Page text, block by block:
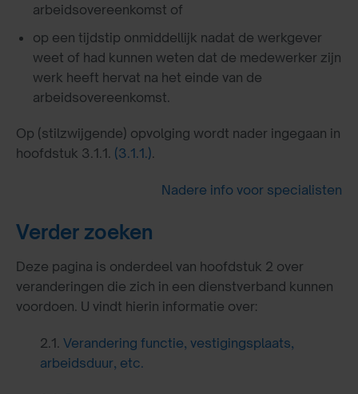
arbeidsovereenkomst of
op een tijdstip onmiddellijk nadat de werkgever
weet of had kunnen weten dat de medewerker zijn
werk heeft hervat na het einde van de
arbeidsovereenkomst.
Op (stilzwijgende) opvolging wordt nader ingegaan in
hoofdstuk 3.1.1. (3.1.1.).
Nadere info voor specialisten
Verder zoeken
Deze pagina is onderdeel van hoofdstuk 2 over
veranderingen die zich in een dienstverband kunnen
voordoen. U vindt hierin informatie over:
2.1. Verandering functie, vestigingsplaats,
arbeidsduur, etc.